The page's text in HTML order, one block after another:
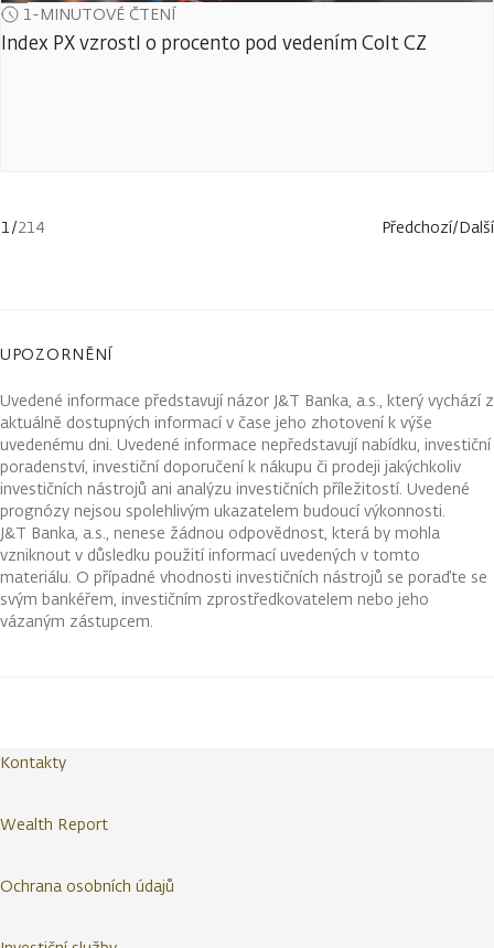
1-MINUTOVÉ ČTENÍ
Index PX vzrostl o procento pod vedením Colt CZ
1/214 Předchozí/Další
UPOZORNĚNÍ
Uvedené informace představují názor J&T Banka, a.s., který vychází z
aktuálně dostupných informací v čase jeho zhotovení k výše
uvedenému dni. Uvedené informace nepředstavují nabídku, investiční
poradenství, investiční doporučení k nákupu či prodeji jakýchkoliv
investičních nástrojů ani analýzu investičních příležitostí. Uvedené
prognózy nejsou spolehlivým ukazatelem budoucí výkonnosti.
J&T Banka, a.s., nenese žádnou odpovědnost, která by mohla
vzniknout v důsledku použití informací uvedených v tomto
materiálu. O případné vhodnosti investičních nástrojů se poraďte se
svým bankéřem, investičním zprostředkovatelem nebo jeho
vázaným zástupcem.
Kontakty
Wealth Report
Ochrana osobních údajů